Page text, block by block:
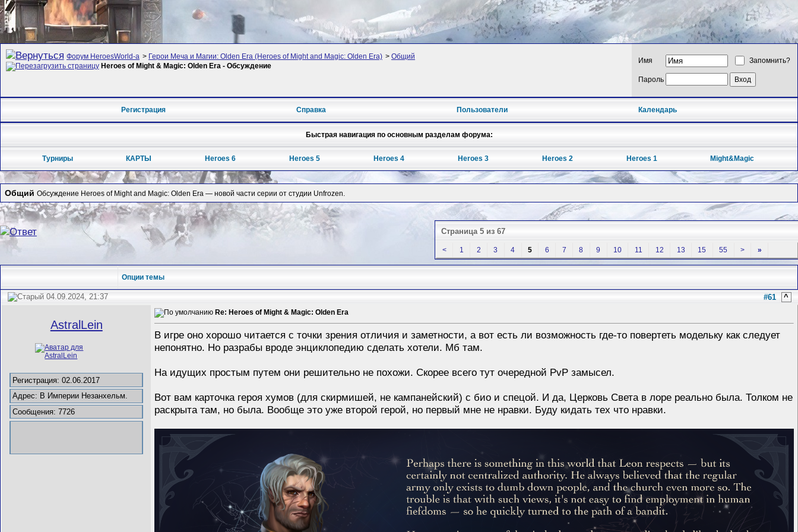
Форум HeroesWorld-а > Герои Меча и Магии: Olden Era (Heroes of Might and Magic: Olden Era) > Общий
Heroes of Might & Magic: Olden Era - Обсуждение
Имя Запомнить?
Пароль
Регистрация Справка Пользователи Календарь
Быстрая навигация по основным разделам форума:
Турниры КАРТЫ Heroes 6 Heroes 5 Heroes 4 Heroes 3 Heroes 2 Heroes 1 Might&Magic
Общий Обсуждение Heroes of Might and Magic: Olden Era — новой части серии от студии Unfrozen.
Страница 5 из 67
< 1 2 3 4 5 6 7 8 9 10 11 12 13 15 55 > »
Опции темы
04.09.2024, 21:37 #61 ^
AstralLein
Регистрация: 02.06.2017
Адрес: В Империи Незанхельм.
Сообщения: 7726
Re: Heroes of Might & Magic: Olden Era
В игре оно хорошо читается с точки зрения отличия и заметности, а вот есть ли возможность где-то повертеть модельку как следует
непонятно. Но разрабы вроде энциклопедию сделать хотели. Мб там.
На идущих простым путем они решительно не похожи. Скорее всего тут очередной PvP замысел.
Вот вам карточка героя хумов (для скирмишей, не кампанейский) с био и спецой. И да, Церковь Света в лоре реально была. Толком не
раскрыта там, но была. Вообще это уже второй герой, но первый мне не нравки. Буду кидать тех что нравки.